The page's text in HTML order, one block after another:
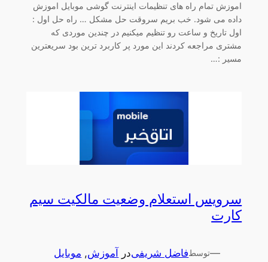
اموزش تمام راه های تنظیمات اینترنت گوشی موبایل اموزش
داده می شود. خب بریم سروقت حل مشکل … راه حل اول :
اول تاریخ و ساعت رو تنظیم میکنیم در چندین موردی که
مشتری مراجعه کردند این مورد پر کاربرد ترین بود سریعترین
مسیر :…
سرویس استعلام وضعیت مالکیت سیم
کارت
—توسطفاضل شریفیدر آموزش, موبایل